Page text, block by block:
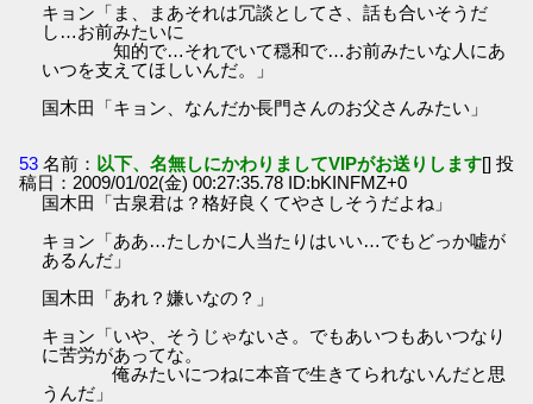
キョン「ま、まあそれは冗談としてさ、話も合いそうだ
し…お前みたいに
知的で…それでいて穏和で…お前みたいな人にあ
いつを支えてほしいんだ。」
国木田「キョン、なんだか長門さんのお父さんみたい」
53 名前： 以下、名無しにかわりましてVIPがお送りします[] 投
稿日：2009/01/02(金) 00:27:35.78 ID:bKINFMZ+0
国木田「古泉君は？格好良くてやさしそうだよね」
キョン「ああ…たしかに人当たりはいい…でもどっか嘘が
あるんだ」
国木田「あれ？嫌いなの？」
キョン「いや、そうじゃないさ。でもあいつもあいつなり
に苦労があってな。
俺みたいにつねに本音で生きてられないんだと思
うんだ」